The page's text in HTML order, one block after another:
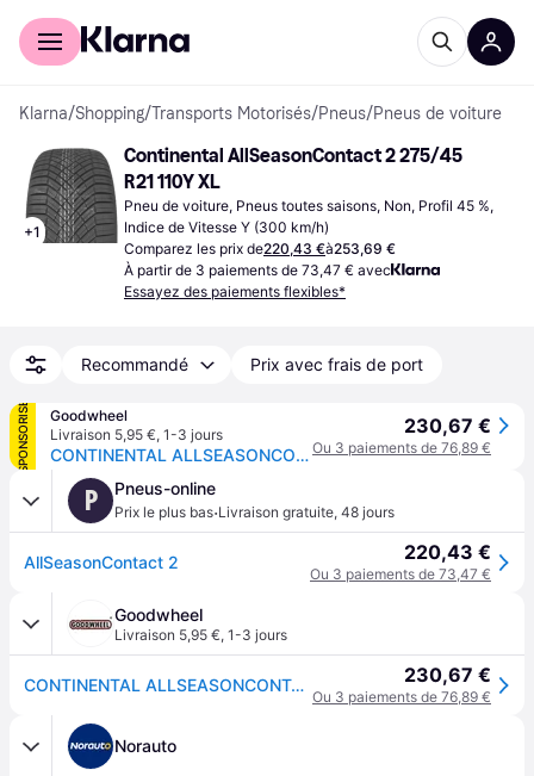
Acheter avec Klarna
Klarna/Shopping/Transports Motorisés/Pneus/Pneus de voiture
+1
Continental AllSeasonContact 2 275/45
R21 110Y XL
Pneu de voiture, Pneus toutes saisons, Non, Profil 45 %,
Indice de Vitesse Y (300 km/h)
Comparez les prix de220,43 €à253,69 €
À partir de 3 paiements de 73,47 € avec
Essayez des paiements flexibles*
Recommandé Prix avec frais de port
SPONSORISÉ
Goodwheel
Livraison 5,95 €, 1-3 jours
CONTINENTAL ALLSEASONCONTACT 2 (EVc) 275/45R21 110Y (EVc) XL FR BSW
230,67 €
Ou 3 paiements de 76,89 €
P Pneus-online
Prix le plus bas·Livraison gratuite, 48 jours
AllSeasonContact 2 220,43 €
Ou 3 paiements de 73,47 €
Goodwheel
Livraison 5,95 €, 1-3 jours
CONTINENTAL ALLSEASONCONTACT 2 (EVc) 275/45R21 110Y (EVc) XL FR BSW 230,67 €
Ou 3 paiements de 76,89 €
Norauto